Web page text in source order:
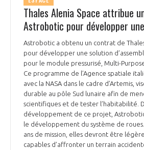
Thales Alenia Space attribue
Astrobotic pour développer
Astrobotic a obtenu un contrat de
pour développer une solution
pour le module pressurisé, Multi-
Ce programme de l’Agence spatiale
avec la NASA dans le cadre d’Artemis,
durable au pôle Sud lunaire afin de
scientifiques et de tester l’habitabilité. Dans le cadre du
développement de ce projet,
le développement du système de
ans de mission, elles devront être
capables d’affronter un terrain